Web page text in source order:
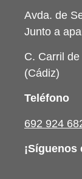
Avda. de
Junto a
C. Carril
(Cádiz)
Teléfono
692 924